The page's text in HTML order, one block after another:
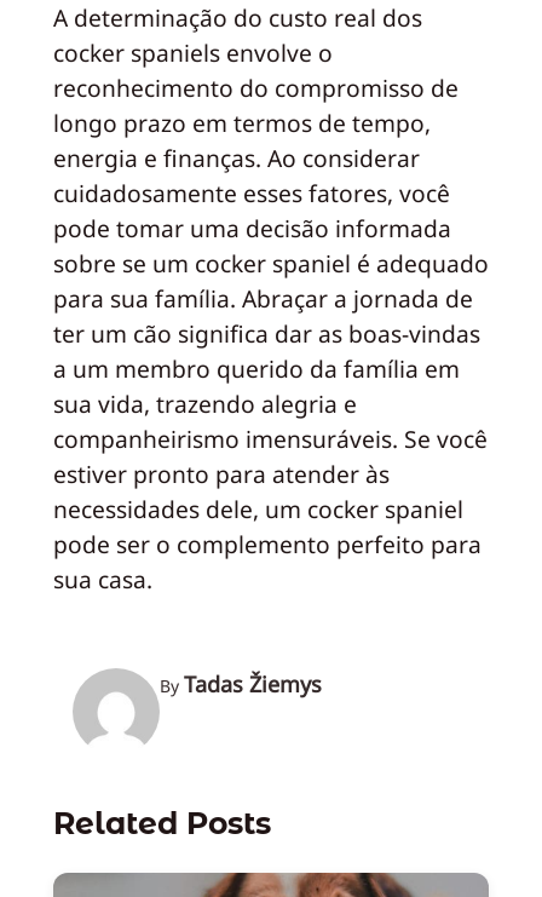
A determinação do custo real dos
cocker spaniels envolve o
reconhecimento do compromisso de
longo prazo em termos de tempo,
energia e finanças. Ao considerar
cuidadosamente esses fatores, você
pode tomar uma decisão informada
sobre se um cocker spaniel é adequado
para sua família. Abraçar a jornada de
ter um cão significa dar as boas-vindas
a um membro querido da família em
sua vida, trazendo alegria e
companheirismo imensuráveis. Se você
estiver pronto para atender às
necessidades dele, um cocker spaniel
pode ser o complemento perfeito para
sua casa.
By Tadas Žiemys
Related Posts